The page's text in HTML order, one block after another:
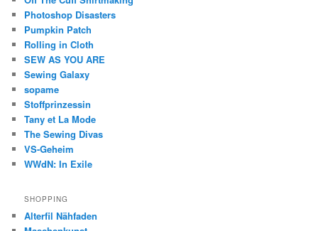
Photoshop Disasters
Pumpkin Patch
Rolling in Cloth
SEW AS YOU ARE
Sewing Galaxy
sopame
Stoffprinzessin
Tany et La Mode
The Sewing Divas
VS-Geheim
WWdN: In Exile
SHOPPING
Alterfil Nähfaden